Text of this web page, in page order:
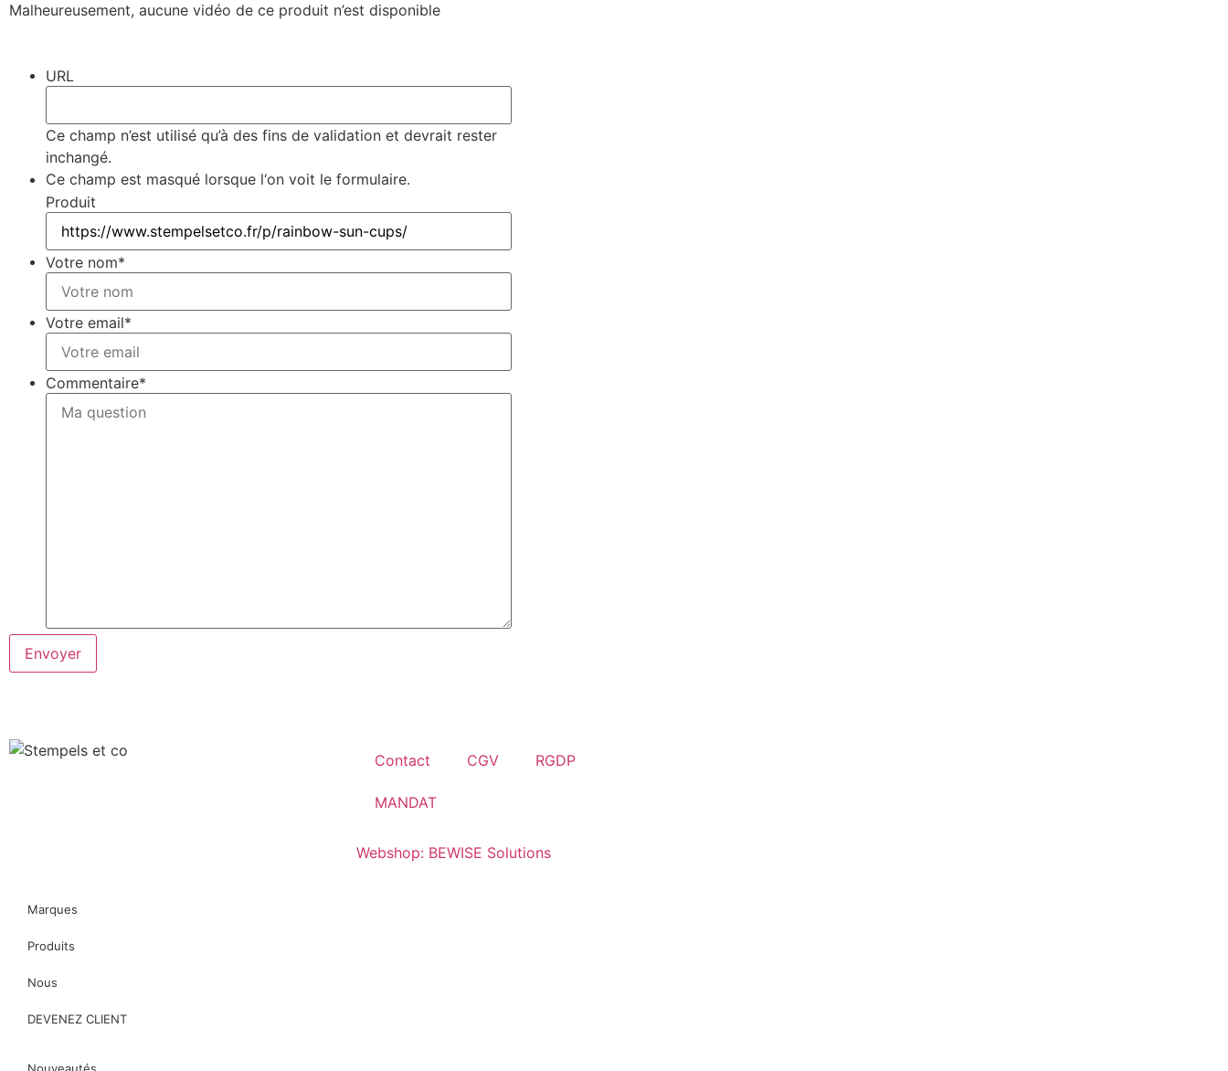
Malheureusement, aucune vidéo de ce produit n’est disponible
URL
Ce champ n’est utilisé qu’à des fins de validation et devrait rester
inchangé.
Ce champ est masqué lorsque l‘on voit le formulaire.
Produit
Votre nom*
Votre email*
Commentaire*
Contact CGV RGDP
MANDAT
Webshop: BEWISE Solutions
Marques
Produits
Nous
DEVENEZ CLIENT
Nouveautés